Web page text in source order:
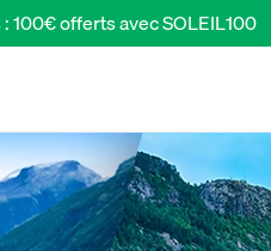
100€ offerts avec SOLEIL100